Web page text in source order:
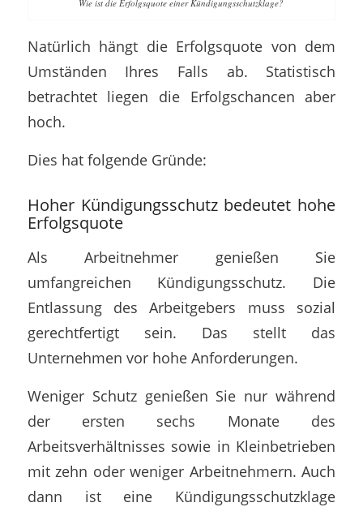
Wie ist die Erfolgsquote einer Kündigungsschutzklage?
Natürlich hängt die Erfolgsquote von dem
Umständen Ihres Falls ab. Statistisch
betrachtet liegen die Erfolgschancen aber
hoch.
Dies hat folgende Gründe:
Hoher Kündigungsschutz bedeutet hohe
Erfolgsquote
Als Arbeitnehmer genießen Sie
umfangreichen Kündigungsschutz. Die
Entlassung des Arbeitgebers muss sozial
gerechtfertigt sein. Das stellt das
Unternehmen vor hohe Anforderungen.
Weniger Schutz genießen Sie nur während
der ersten sechs Monate des
Arbeitsverhältnisses sowie in Kleinbetrieben
mit zehn oder weniger Arbeitnehmern. Auch
dann ist eine Kündigungsschutzklage